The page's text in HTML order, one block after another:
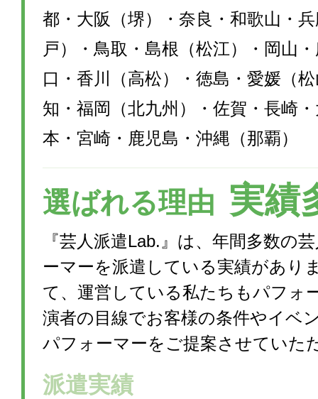
都・大阪（堺）・奈良・和歌山・
戸）・鳥取・島根（松江）・岡山
口・香川（高松）・徳島・愛媛（
知・福岡（北九州）・佐賀・長崎
本・宮崎・鹿児島・沖縄（那覇）
選ばれる理由 実績
『芸人派遣Lab.』は、年間多数の
ーマーを派遣している実績があり
て、運営している私たちもパフォ
演者の目線でお客様の条件やイベ
パフォーマーをご提案させていた
派遣実績